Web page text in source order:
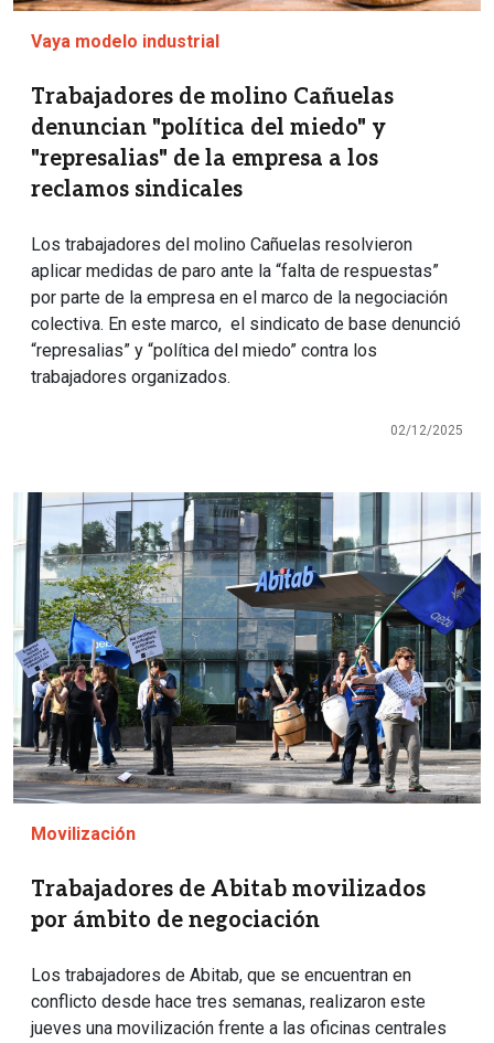
Vaya modelo industrial
Trabajadores de molino Cañuelas
denuncian "política del miedo" y
"represalias" de la empresa a los
reclamos sindicales
Los trabajadores del molino Cañuelas resolvieron
aplicar medidas de paro ante la “falta de respuestas”
por parte de la empresa en el marco de la negociación
colectiva. En este marco, el sindicato de base denunció
“represalias” y “política del miedo” contra los
trabajadores organizados.
02/12/2025
Imagen
Movilización
Trabajadores de Abitab movilizados
por ámbito de negociación
Los trabajadores de Abitab, que se encuentran en
conflicto desde hace tres semanas, realizaron este
jueves una movilización frente a las oficinas centrales